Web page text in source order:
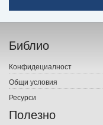
Начало
Печатни книги
Електронни книги
Е-списания
Библио
Конфидециалност
Общи условия
Ресурси
Полезно